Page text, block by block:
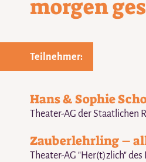
morgen
Teilnehmer:
Hans & Sophie
Theater-AG der Staatlichen
Zauberlehrling –
Theater-AG "Her(t)zlich"